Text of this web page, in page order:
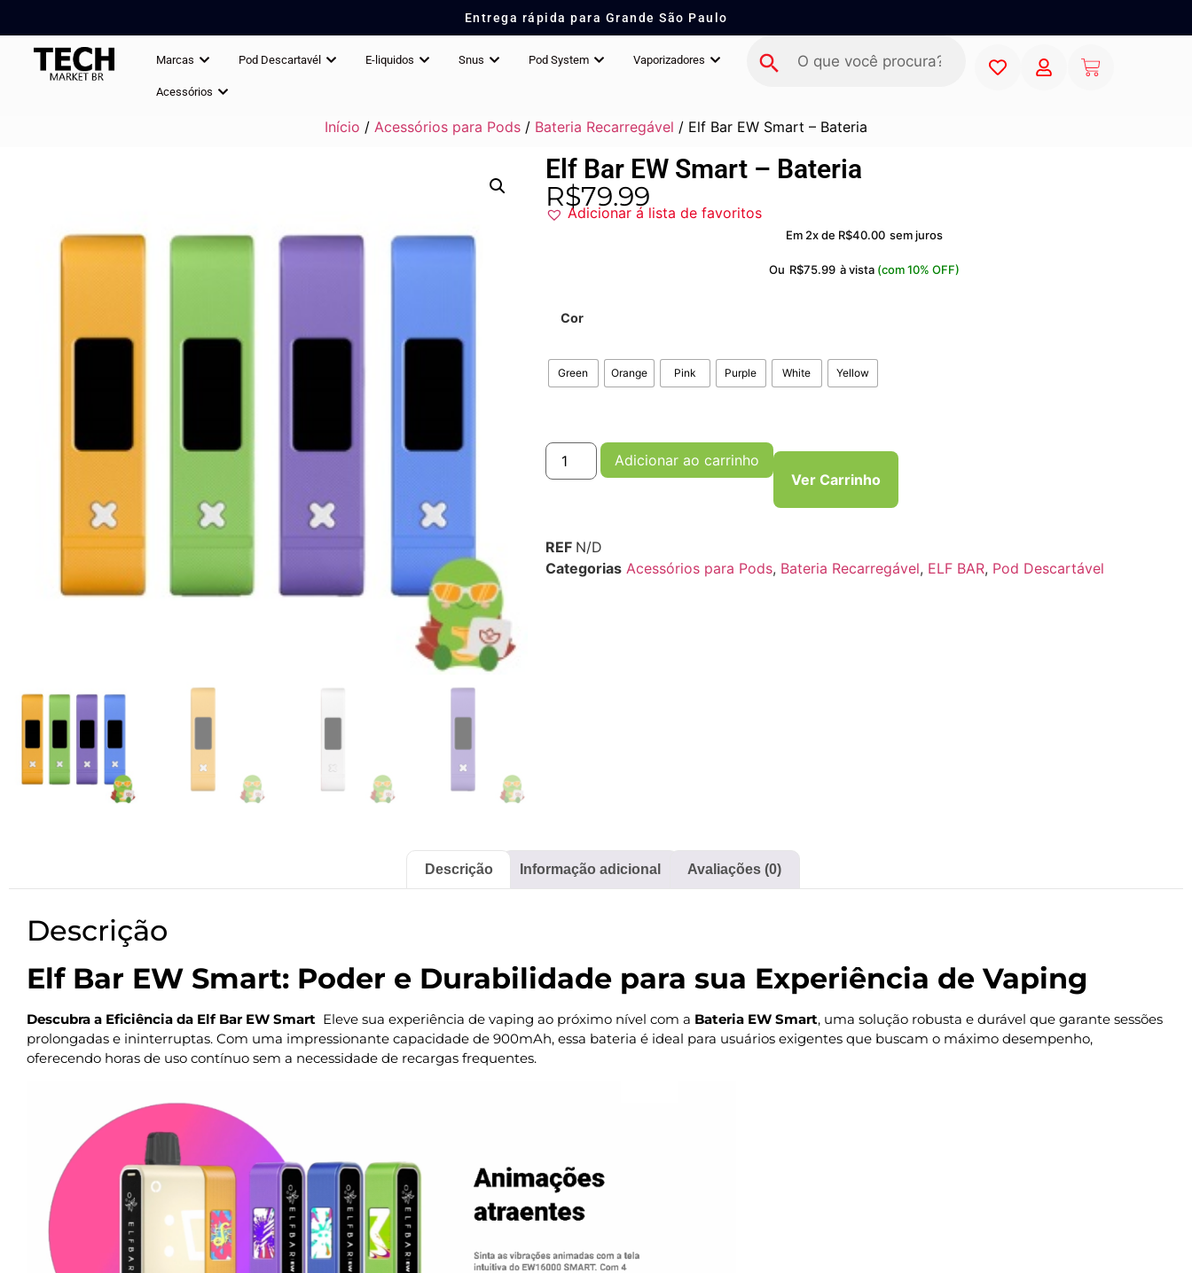
Entrega rápida para Grande São Paulo
Marcas Pod Descartavél E-liquidos Snus Pod System Vaporizadores
Acessórios
Início / Acessórios para Pods / Bateria Recarregável / Elf Bar EW Smart – Bateria
Elf Bar EW Smart – Bateria
R$79.99
Adicionar á lista de favoritos
Em 2x de R$40.00 sem juros
Ou R$75.99 à vista (com 10% OFF)
Cor
Green Orange Pink Purple White Yellow
Adicionar ao carrinho
Ver Carrinho
REF N/D
Categorias Acessórios para Pods, Bateria Recarregável, ELF BAR, Pod Descartável
Descrição Informação adicional Avaliações (0)
Descrição
Elf Bar EW Smart: Poder e Durabilidade para sua Experiência de Vaping
Descubra a Eficiência da Elf Bar EW Smart Eleve sua experiência de vaping ao próximo nível com a Bateria EW Smart, uma solução robusta e durável que garante sessões
prolongadas e ininterruptas. Com uma impressionante capacidade de 900mAh, essa bateria é ideal para usuários exigentes que buscam o máximo desempenho,
oferecendo horas de uso contínuo sem a necessidade de recargas frequentes.